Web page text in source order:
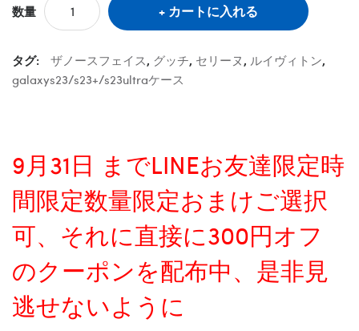
数量 カートに入れる
タグ: ザノースフェイス, グッチ, セリーヌ, ルイヴィトン,
galaxys23/s23+/s23ultraケース
9月31日 までLINEお友達限定時
間限定数量限定おまけご選択
可、それに直接に300円オフ
のクーポンを配布中、是非見
逃せないように